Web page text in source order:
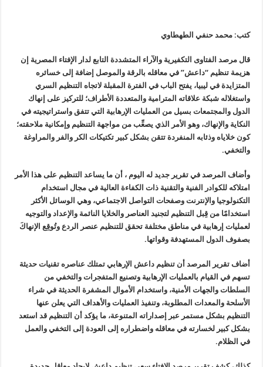
كتب: محمد حنفي الطهطاوي
قال مرصد الفتاوى التكفيرية والآراء المتشددة التابع لدار الإفتاء المصرية إن
هزيمة تنظيم “داعش” في معاقله بالرقة والموصل إضافة إلى خسائره
المتزايدة في ليبيا، يفتح الباب في الفترة المقبلة لاتجاه التنظيم السري
واستغلاله شبكة علاقاته المترامية والمتعددة الأطراف؛ للتركيز على إنهاك
الدول والمجتمعات بسيل من العمليات الإرهابية التي تتفق واستراتيجيته في
النكاية والإنهاك، وهو الأمر الذي يصعِّب من مواجهة التنظيم وإمكانية ملاحقته؛
كون خلاياه وذئابه المنفردة تتقن بشكل كبير تكتيكات الكر والفر والمراوغة
والتخفي.
وأضاف المرصد في تقرير جديد له اليوم ، أن ما يساعد التنظيم على هذا الأمر
امتلاكه للكوادر الفنية والتقنية ذات الكفاءة العالية في مجال استخدام
التكنولوجيا والإنترنت وصفحات التواصل الاجتماعي، وهي الوسائل الأكثر
استخدامًا من قِبل التنظيم لتجنيد العناصر والخلايا النائمة والإعداد والتوجيه
لعمليات إرهابية في مناطق مختلفة تحقق للتنظيم عنصر الردع وتُوقِع الإنهاكَ
بصفوف الدول المستهدفة وقواتها.
أضاف تقرير المرصد أن تنظيم داعش الإرهابي تمتلك عناصره تقنيات حديثة
تسهم في القيام بالعمليات الإرهابية وتصنيع المتفجرات والتخفي من
السلطات والجهات الأمنية، واستخدام الأموال المشفرة الحديثة في شراء
الأسلحة والمعدات المطلوبة، وتنفيذ العمليات والأهداف التي يعلن عنها
التنظيم بشكل مستمر عبر إصداراته المتنوعة، ما يؤكد أن التنظيم قد استعد
بشكل كبير لخسارته في معاقله واضطراره إلى العودة إلى التخفي والعمل
في الظلام.